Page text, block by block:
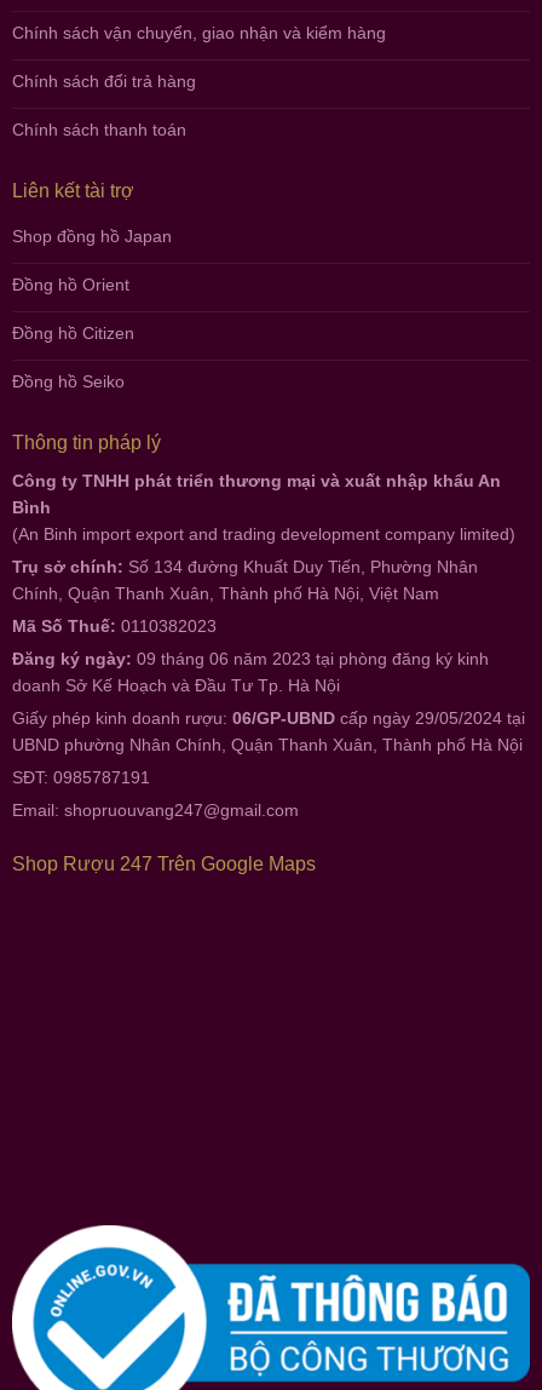
Chính sách vận chuyển, giao nhận và kiểm hàng
Chính sách đổi trả hàng
Chính sách thanh toán
Liên kết tài trợ
Shop đồng hồ Japan
Đồng hồ Orient
Đồng hồ Citizen
Đồng hồ Seiko
Thông tin pháp lý
Công ty TNHH phát triển thương mại và xuất nhập khẩu An
Bình
(An Binh import export and trading development company limited)
Trụ sở chính: Số 134 đường Khuất Duy Tiến, Phường Nhân
Chính, Quận Thanh Xuân, Thành phố Hà Nội, Việt Nam
Mã Số Thuế: 0110382023
Đăng ký ngày: 09 tháng 06 năm 2023 tại phòng đăng ký kinh
doanh Sở Kế Hoạch và Đầu Tư Tp. Hà Nội
Giấy phép kinh doanh rượu: 06/GP-UBND cấp ngày 29/05/2024 tại
UBND phường Nhân Chính, Quận Thanh Xuân, Thành phố Hà Nội
SĐT: 0985787191
Email: shopruouvang247@gmail.com
Shop Rượu 247 Trên Google Maps